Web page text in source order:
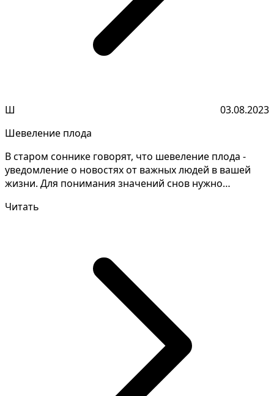
Ш
03.08.2023
Шевеление плода
В старом соннике говорят, что шевеление плода -
уведомление о новостях от важных людей в вашей
жизни. Для понимания значений снов нужно
Читать